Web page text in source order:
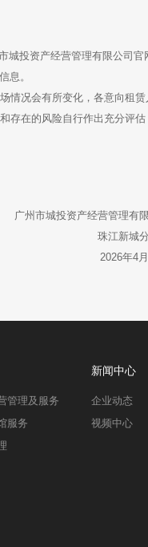
城投资产经营管理有限公司官
息。
情况会有所变化，各意向租赁
存在的风险自行作出充分评估
州市城投资产经营管理有限
珠江新城分
2026年4
管理及服务
服务
新闻中心
企业动态
视频中心